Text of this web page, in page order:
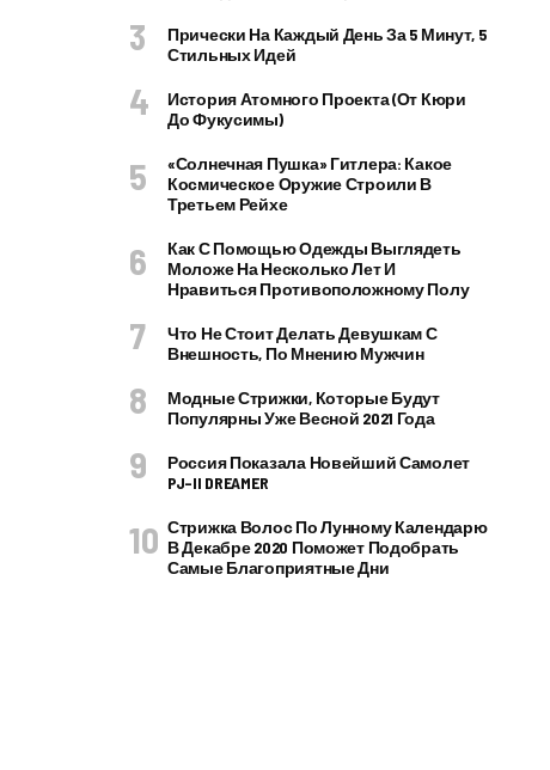
Прически На Каждый День За 5 Минут, 5
Стильных Идей
История Атомного Проекта (от Кюри
До Фукусимы)
«Солнечная Пушка» Гитлера: Какое
Космическое Оружие Строили В
Третьем Рейхе
Как С Помощью Одежды Выглядеть
Моложе На Несколько Лет И
Нравиться Противоположному Полу
Что Не Стоит Делать Девушкам С
Внешность, По Мнению Мужчин
Модные Стрижки, Которые Будут
Популярны Уже Весной 2021 Года
Россия Показала Новейший Самолет
PJ–II DREAMER
Стрижка Волос По Лунному Календарю
В Декабре 2020 Поможет Подобрать
Самые Благоприятные Дни